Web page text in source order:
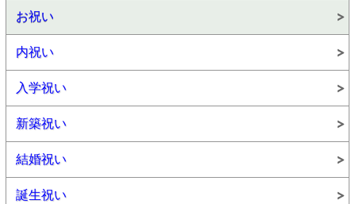
お祝い
内祝い
入学祝い
新築祝い
結婚祝い
誕生祝い